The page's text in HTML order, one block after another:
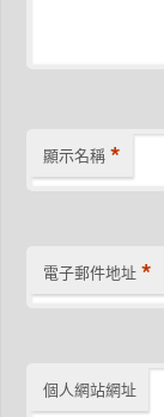
顯示名稱 *
電子郵件地址 *
個人網站網址